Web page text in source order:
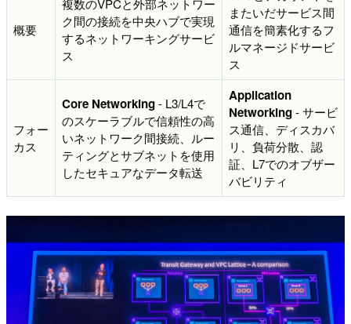
概要
ク間の接続を中央ハブで実現
するネットワーキングサービ
ス
またいだサービス間
通信を簡素化するフ
ルマネージドサービ
ス
フォー
カス
Core Networking- L3/L4で
のスケーラブルで信頼性の高
いネットワーク間接続、ルー
ティングとサブネットを使用
したセキュアなデータ転送
Application
Networking- サービ
ス通信、ディスカバ
リ、負荷分散、認
証、L7でのオブザー
バビリティ